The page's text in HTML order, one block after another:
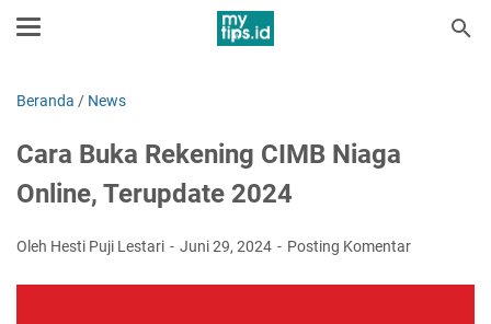
Beranda / News
Cara Buka Rekening CIMB Niaga
Online, Terupdate 2024
Oleh Hesti Puji Lestari Juni 29, 2024 Posting Komentar